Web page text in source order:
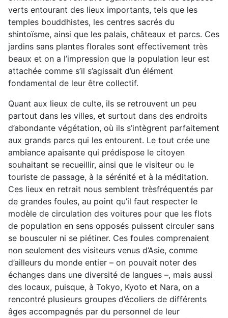
verts entourant des lieux importants, tels que les
temples bouddhistes, les centres sacrés du
shintoïsme, ainsi que les palais, châteaux et parcs. Ces
jardins sans plantes florales sont effectivement très
beaux et on a l’impression que la population leur est
attachée comme s’il s’agissait d’un élément
fondamental de leur être collectif.
Quant aux lieux de culte, ils se retrouvent un peu
partout dans les villes, et surtout dans des endroits
d’abondante végétation, où ils s’intègrent parfaitement
aux grands parcs qui les entourent. Le tout crée une
ambiance apaisante qui prédispose le citoyen
souhaitant se recueillir, ainsi que le visiteur ou le
touriste de passage, à la sérénité et à la méditation.
Ces lieux en retrait nous semblent trèsfréquentés par
de grandes foules, au point qu’il faut respecter le
modèle de circulation des voitures pour que les flots
de population en sens opposés puissent circuler sans
se bousculer ni se piétiner. Ces foules comprenaient
non seulement des visiteurs venus d’Asie, comme
d’ailleurs du monde entier – on pouvait noter des
échanges dans une diversité de langues –, mais aussi
des locaux, puisque, à Tokyo, Kyoto et Nara, on a
rencontré plusieurs groupes d’écoliers de différents
âges accompagnés par du personnel de leur